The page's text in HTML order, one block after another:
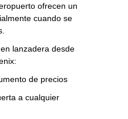
ofrecen un
cuando se
lanzadera desde
de precios
a cualquier